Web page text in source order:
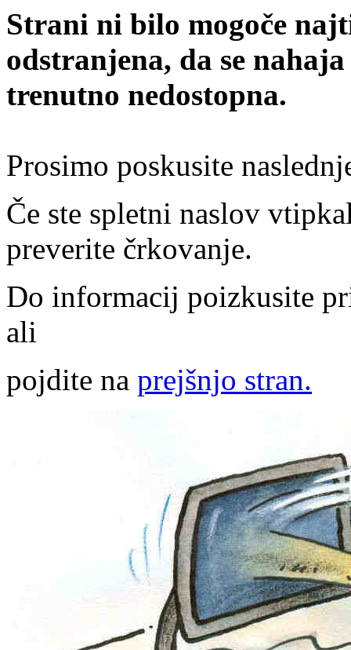
Strani ni bilo mogoče
odstranjena, da se
trenutno nedostopna.
Prosimo poskusite
Če ste spletni naslov
preverite črkovanje.
Do informacij poizkusite
ali
pojdite na prejšnjo stran.